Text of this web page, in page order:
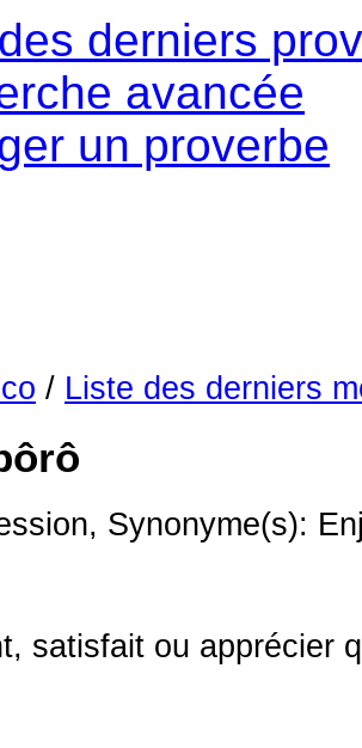
derniers
avancée
un proverbe
/ Liste des derniers
Synonyme(s):
satisfait ou apprécier